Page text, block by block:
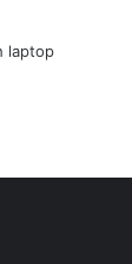
laptop